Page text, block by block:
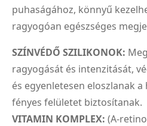
puhaságához, könnyű
ragyogóan egészséges
SZÍNVÉDŐ SZILIKONOK:
ragyogását és intenzitását,
és egyenletesen eloszlanak
fényes felületet biztosítanak.
VITAMIN KOMPLEX: (A-